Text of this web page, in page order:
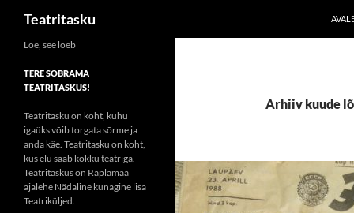
Liigu
juurde
Teatritasku
Arhiiv kuude
Loe, see loeb
TERE SOBRAMA
TEATRITASKUS!
Teatritasku on koht, kuhu
igaüks võib torgata sõrme ja
anda käe. Teatritasku on koht,
kus elu saab kokku teatriga.
Teatritaskus on Raplamaa
ajalehe Nädaline kunagine lisa
Teatriküljed.